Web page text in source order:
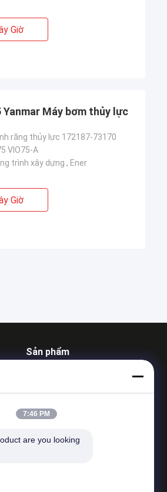
Giờ
Máy bơm thủy lực
răng thủy lực 172187-73170
VIO75-A
trình xây dựng , Ener
Giờ
Sản phẩm
Tất cả danh mục
7:46 PM
are you looking